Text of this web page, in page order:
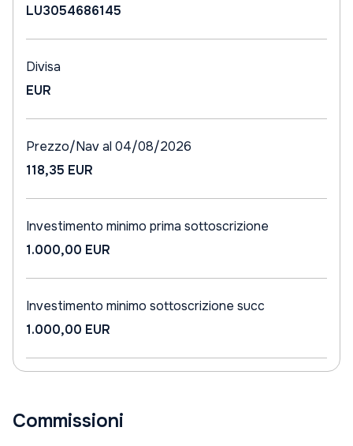
LU3054686145
Divisa
EUR
Prezzo/Nav al 04/08/2026
118,35 EUR
Investimento minimo prima sottoscrizione
1.000,00 EUR
Investimento minimo sottoscrizione succ
1.000,00 EUR
Commissioni